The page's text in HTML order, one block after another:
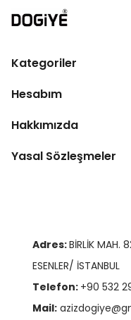
Kategoriler
Hesabım
Hakkımızda
Yasal Sözleşmeler
Adres:BİRLİK MAH.
ESENLER/ İSTANBUL
Telefon: +90 532
Mail: